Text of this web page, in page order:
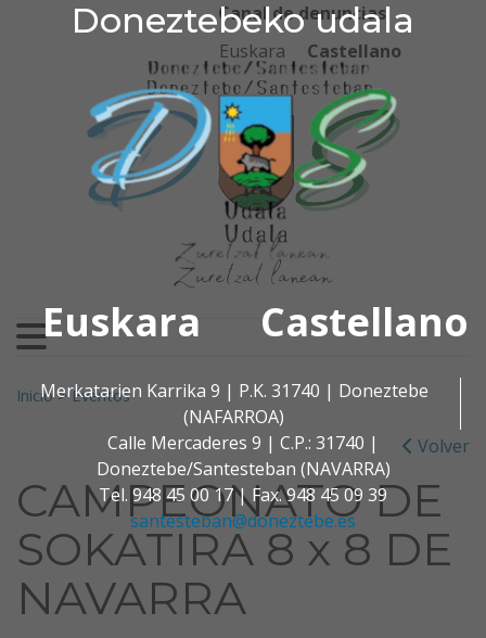
Doneztebeko udala
Euskara Castellano
Merkatarien Karrika 9 | P.K. 31740 | Doneztebe
(NAFARROA)
Calle Mercaderes 9 | C.P.: 31740 |
Doneztebe/Santesteban (NAVARRA)
Tel. 948 45 00 17 | Fax. 948 45 09 39
santesteban@doneztebe.es
Ir al contenido
Doneztebeko udala
Canal de denuncias
Euskara
Castellano
Buscar:
Inicio>Eventos
Volver
CAMPEONATO DE
SOKATIRA 8 x 8 DE
NAVARRA